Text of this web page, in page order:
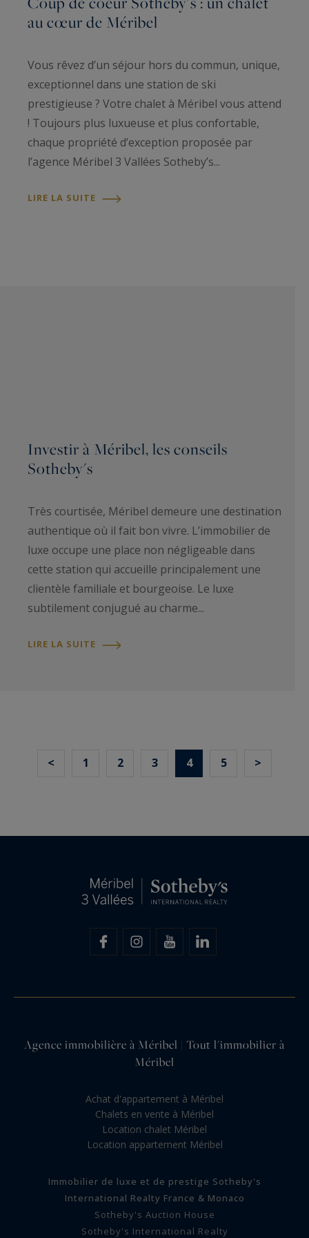
au cœur de Méribel
Vous rêvez d’un séjour hors du commun, unique,
exceptionnel dans une station de ski
prestigieuse ? Votre chalet à Méribel vous attend
! Toujours plus luxueuse et plus confortable,
chaque propriété d’exception proposée par
l’agence Méribel 3 Vallées Sotheby’s...
LIRE LA SUITE
Investir à Méribel, les conseils
Sotheby's
Très courtisée, Méribel demeure une destination
authentique où il fait bon vivre. L’immobilier de
luxe occupe une place non négligeable dans
cette station qui accueille principalement une
clientèle familiale et bourgeoise. Le luxe
subtilement conjugué au charme...
LIRE LA SUITE
< 1 2 3 4 5 >
Agence immobilière à Méribel | Tout l'immobilier à
Méribel
Achat d'appartement à Méribel
Chalets en vente à Méribel
Location chalet Méribel
Location appartement Méribel
Immobilier de luxe et de prestige Sotheby's
International Realty France & Monaco
Sotheby's Auction House
Sotheby's International Realty